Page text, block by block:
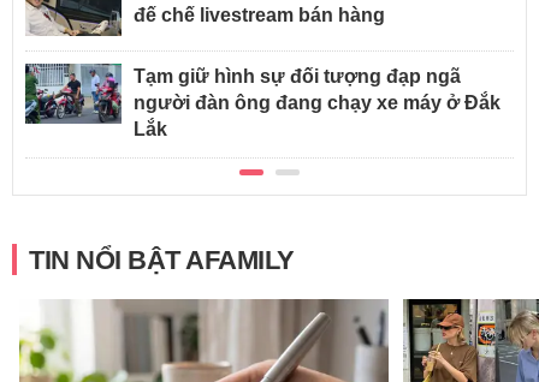
đế chế livestream bán hàng
Tạm giữ hình sự đối tượng đạp ngã
người đàn ông đang chạy xe máy ở Đắk
Lắk
TIN NỔI BẬT AFAMILY